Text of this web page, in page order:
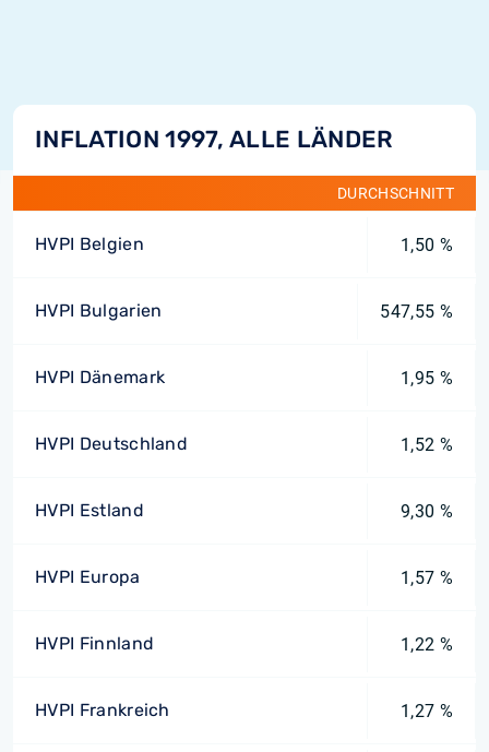
INFLATION 1997, ALLE LÄNDER
DURCHSCHNITT
HVPI Belgien 1,50 %
HVPI Bulgarien 547,55 %
HVPI Dänemark 1,95 %
HVPI Deutschland 1,52 %
HVPI Estland 9,30 %
HVPI Europa 1,57 %
HVPI Finnland 1,22 %
HVPI Frankreich 1,27 %